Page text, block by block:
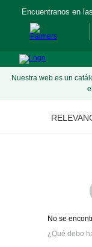
Encuentranos en
Nuestra web es un
No se
¿Qué debo